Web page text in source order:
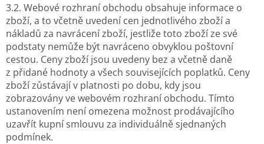
3.2. Webové rozhraní obchodu obsahuje informace o
zboží, a to včetně uvedení cen jednotlivého zboží a
nákladů za navrácení zboží, jestliže toto zboží ze své
podstaty nemůže být navráceno obvyklou poštovní
cestou. Ceny zboží jsou uvedeny bez a včetně daně
z přidané hodnoty a všech souvisejících poplatků. Ceny
zboží zůstávají v platnosti po dobu, kdy jsou
zobrazovány ve webovém rozhraní obchodu. Tímto
ustanovením není omezena možnost prodávajícího
uzavřít kupní smlouvu za individuálně sjednaných
podmínek.